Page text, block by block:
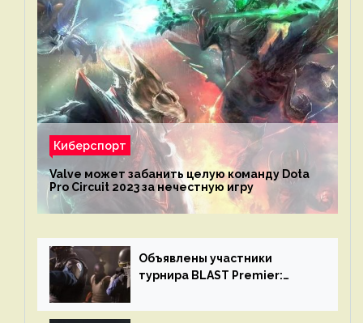
Киберспорт
Valve может забанить целую команду Dota
Pro Circuit 2023 за нечестную игру
Объявлены участники
турнира BLAST Premier: